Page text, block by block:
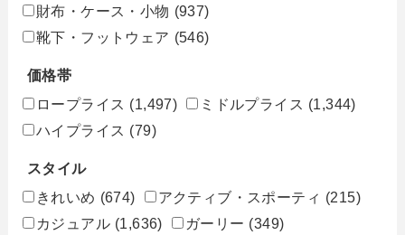
財布・ケース・小物 (937)
靴下・フットウェア (546)
価格帯
ロープライス (1,497) ミドルプライス (1,344)
ハイプライス (79)
スタイル
きれいめ (674) アクティブ・スポーティ (215)
カジュアル (1,636) ガーリー (349)